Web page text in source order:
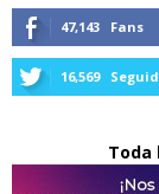
47,143 Fans
16,569
Toda